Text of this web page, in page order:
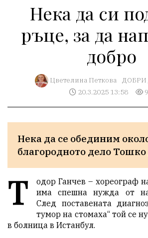
Нека да си
ръце, за да
добро
Цветелина Петкова ДОБРИ
20.3.2025 13:58
Нека да се обединим
благородното дело
Т
одор Ганчев – хореограф
има спешна нужда от
След поставената
тумор на стомаха“ той се
в болница в Истанбул.